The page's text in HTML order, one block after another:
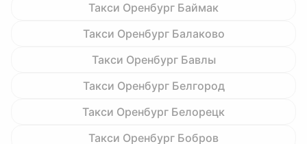
Такси Оренбург Баймак
Такси Оренбург Балаково
Такси Оренбург Бавлы
Такси Оренбург Белгород
Такси Оренбург Белорецк
Такси Оренбург Бобров